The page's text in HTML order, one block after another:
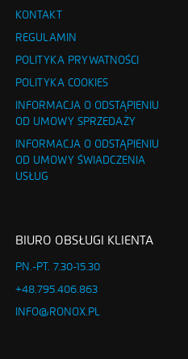
KONTAKT
REGULAMIN
POLITYKA PRYWATNOŚCI
POLITYKA COOKIES
INFORMACJA O ODSTĄPIENIU
OD UMOWY SPRZEDAŻY
INFORMACJA O ODSTĄPIENIU
OD UMOWY ŚWIADCZENIA
USŁUG
BIURO OBSŁUGI KLIENTA
PN.-PT. 7.30-15.30
+48.795.406.863
INFO@RONOX.PL